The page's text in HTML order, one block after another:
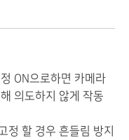
ON으로하면 카메라
의도하지 않게
작동
정 할 경우 흔들림 방지